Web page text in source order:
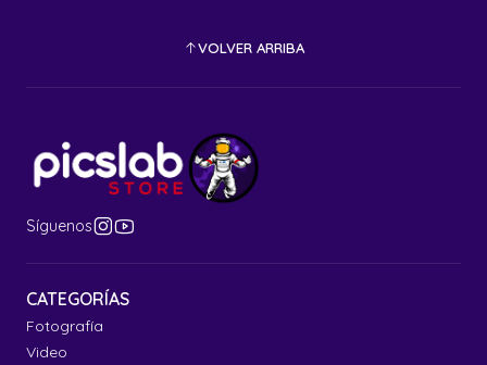
VOLVER ARRIBA
Síguenos
CATEGORÍAS
Fotografía
Video